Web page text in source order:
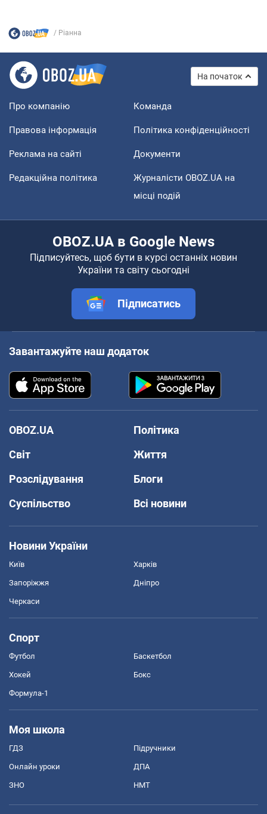
Ріанна
На початок
Про компанію Команда
Правова інформація Політика конфіденційності
Реклама на сайті Документи
Редакційна політика
Журналісти OBOZ.UA на
місці подій
OBOZ.UA в Google News
Підписуйтесь, щоб бути в курсі останніх новин
України та світу сьогодні
Підписатись
Завантажуйте наш додаток
OBOZ.UA
Політика
Світ
Життя
Розслідування
Блоги
Суспільство
Всі новини
Новини України
Київ Харків
Запоріжжя Дніпро
Черкаси
Спорт
Футбол Баскетбол
Хокей Бокс
Формула-1
Моя школа
ГДЗ Підручники
Онлайн уроки ДПА
ЗНО НМТ